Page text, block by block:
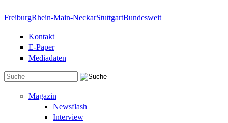
FreiburgRhein-Main-NeckarStuttgartBundesweit
Kontakt
E-Paper
Mediadaten
Magazin
Newsflash
Interview